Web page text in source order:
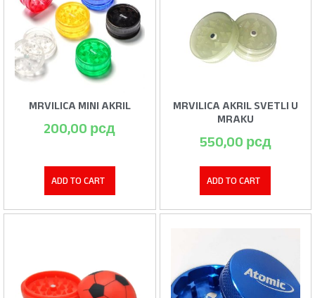
MRVILICA MINI AKRIL
200,00 рсд
ADD TO CART
MRVILICA AKRIL SVETLI U
MRAKU
550,00 рсд
ADD TO CART